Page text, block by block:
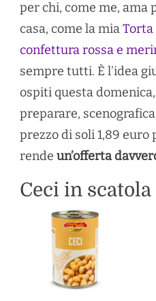
per chi, come me,
casa, come la miaTorta
confettura rossa e
sempre tutti. È l’idea
ospiti questa
preparare,
prezzo di soli 1,89
rende un’offerta
Ceci in scatola